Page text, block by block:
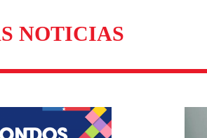
NOTICIAS